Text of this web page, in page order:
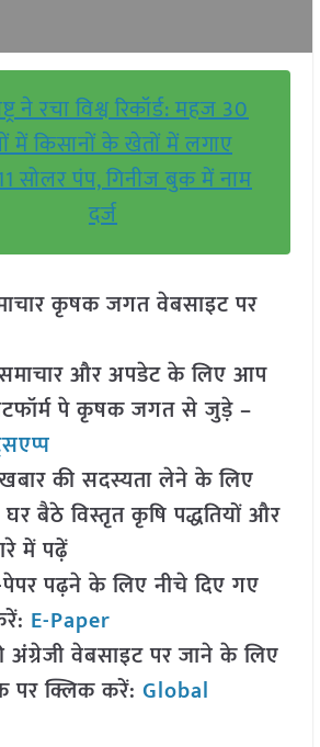
ने रचा विश्व रिकॉर्ड: महज 30
में किसानों के खेतों में लगाए
सोलर पंप, गिनीज बुक में नाम
दर्ज
कृषक जगत वेबसाइट पर
और अपडेट के लिए आप
पे कृषक जगत से जुड़े –
की सदस्यता लेने के लिए
बैठे विस्तृत कृषि पद्धतियों और
में पढ़ें
पढ़ने के लिए नीचे दिए गए
E-Paper
वेबसाइट पर जाने के लिए
पर क्लिक करें: Global